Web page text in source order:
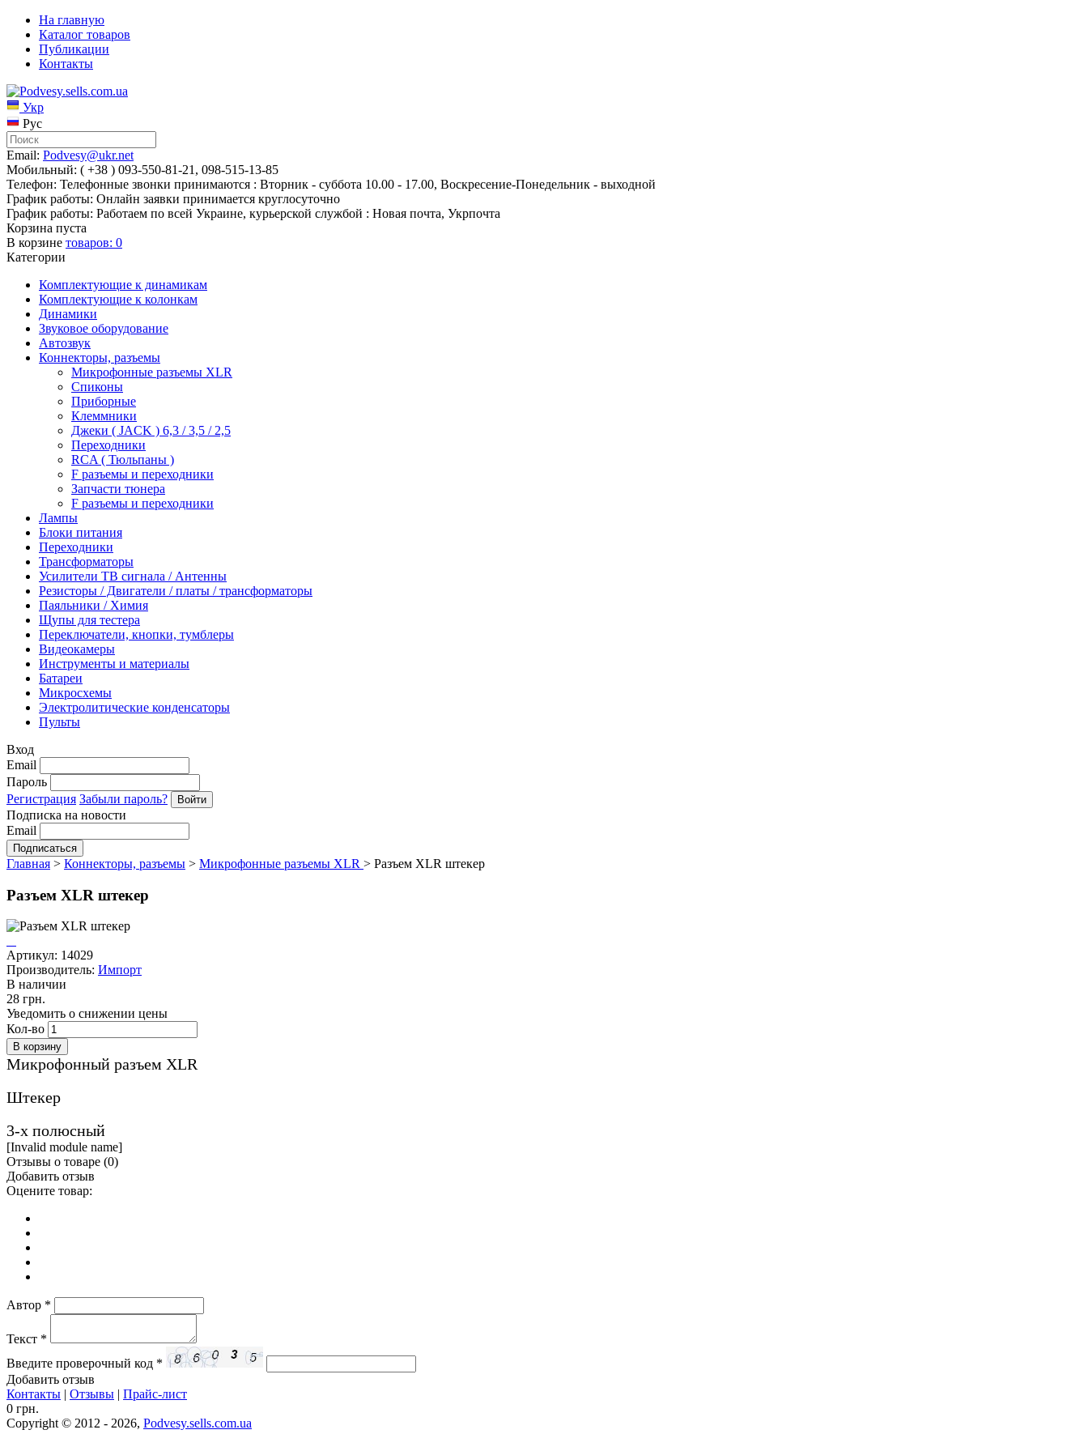
На главную
Каталог товаров
Публикации
Контакты
Укр
Рус
Email: Podvesy@ukr.net
Мобильный: ( +38 ) 093-550-81-21, 098-515-13-85
Телефон: Телефонные звонки принимаются : Вторник - суббота 10.00 - 17.00, Воскресение-Понедельник - выходной
График работы: Онлайн заявки принимается круглосуточно
График работы: Работаем по всей Украине, курьерской службой : Новая почта, Укрпочта
Корзина пуста
В корзине товаров: 0
Категории
Комплектующие к динамикам
Комплектующие к колонкам
Динамики
Звуковое оборудование
Автозвук
Коннекторы, разъемы
Микрофонные разъемы XLR
Спиконы
Приборные
Клеммники
Джеки ( JACK ) 6,3 / 3,5 / 2,5
Переходники
RCA ( Тюльпаны )
F разъемы и переходники
Запчасти тюнера
F разъемы и переходники
Лампы
Блоки питания
Переходники
Трансформаторы
Усилители ТВ сигнала / Антенны
Резисторы / Двигатели / платы / трансформаторы
Паяльники / Химия
Щупы для тестера
Переключатели, кнопки, тумблеры
Видеокамеры
Инструменты и материалы
Батареи
Микросхемы
Электролитические конденсаторы
Пульты
Вход
Email
Пароль
Регистрация Забыли пароль?
Подписка на новости
Email
Главная > Коннекторы, разъемы > Микрофонные разъемы XLR > Разъем XLR штекер
Разъем XLR штекер
Артикул: 14029
Производитель: Импорт
В наличии
28 грн.
Уведомить о снижении цены
Кол-во
Микрофонный разъем XLR
Штекер
3-х полюсный
[Invalid module name]
Отзывы о товаре (0)
Добавить отзыв
Оцените товар:
Автор *
Текст *
Введите проверочный код *
Добавить отзыв
Контакты | Отзывы | Прайс-лист
0 грн.
Copyright © 2012 - 2026, Podvesy.sells.com.ua